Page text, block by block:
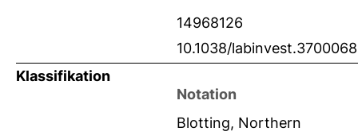
14968126
10.1038/labinvest.3700068
Klassifikation
Notation
Blotting, Northern